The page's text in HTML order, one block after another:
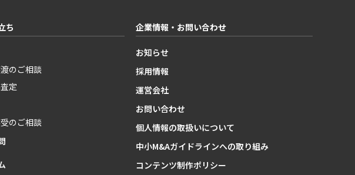
ち
のご相談
定
のご相談
企業情報・お問い合わせ
お知らせ
採用情報
運営会社
お問い合わせ
個人情報の取扱いについて
中小M&Aガイドラインへの取り組み
コンテンツ制作ポリシー